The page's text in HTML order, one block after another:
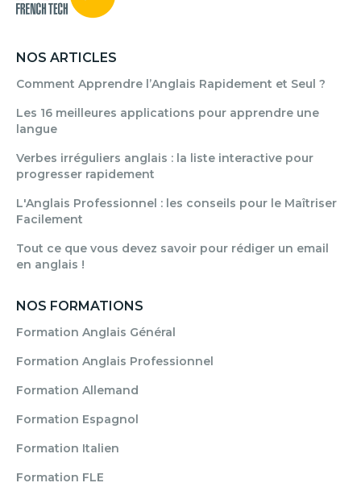
NOS ARTICLES
Comment Apprendre l’Anglais Rapidement et Seul ?
Les 16 meilleures applications pour apprendre une
langue
Verbes irréguliers anglais : la liste interactive pour
progresser rapidement
L'Anglais Professionnel : les conseils pour le Maîtriser
Facilement
Tout ce que vous devez savoir pour rédiger un email
en anglais !
NOS FORMATIONS
Formation Anglais Général
Formation Anglais Professionnel
Formation Allemand
Formation Espagnol
Formation Italien
Formation FLE